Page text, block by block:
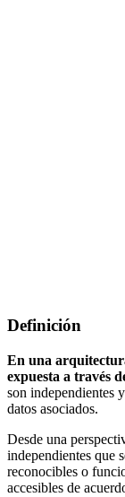
Definición
En una
expuesta a través
son independientes
datos asociados.
Desde una
independientes que
reconocibles o
accesibles de